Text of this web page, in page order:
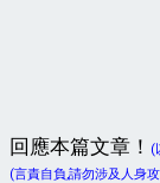
回應本篇文章！
(
(言責自負,請勿涉及人身